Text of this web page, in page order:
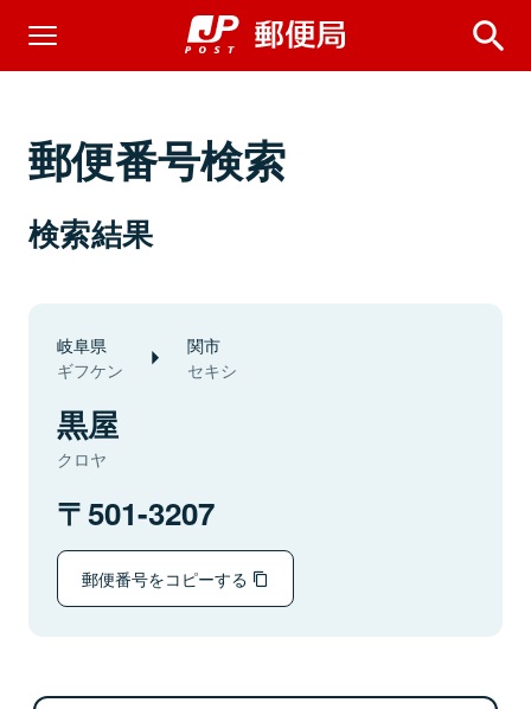
郵便番号検索
検索結果
岐阜県
ギフケン
関市
セキシ
黒屋
クロヤ
501-3207
郵便番号をコピーする